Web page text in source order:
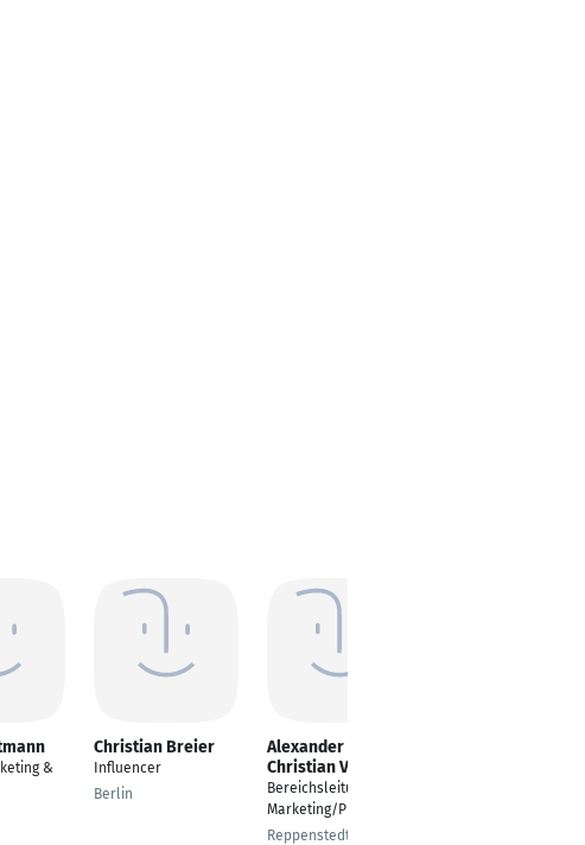
&
Christian Breier
Influencer
Berlin
Alexander
Christian Vogt
Bereichsleitung
Marketing/PR
Reppenstedt